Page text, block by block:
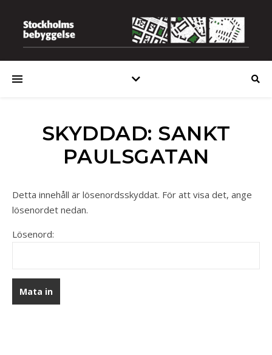
SKYDDAD: SANKT
PAULSGATAN
Detta innehåll är lösenordsskyddat. För att visa det, ange
lösenordet nedan.
Lösenord: